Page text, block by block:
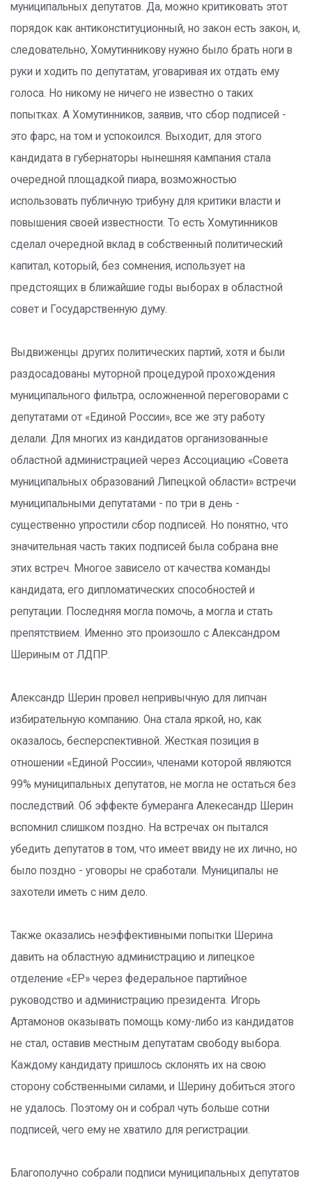
муниципальных депутатов. Да, можно критиковать этот
порядок как антиконституционный, но закон есть закон, и,
следовательно, Хомутинникову нужно было брать ноги в
руки и ходить по депутатам, уговаривая их отдать ему
голоса. Но никому не ничего не известно о таких
попытках. А Хомутинников, заявив, что сбор подписей -
это фарс, на том и успокоился. Выходит, для этого
кандидата в губернаторы нынешняя кампания стала
очередной площадкой пиара, возможностью
использовать публичную трибуну для критики власти и
повышения своей известности. То есть Хомутинников
сделал очередной вклад в собственный политический
капитал, который, без сомнения, использует на
предстоящих в ближайшие годы выборах в областной
совет и Государственную думу.
Выдвиженцы других политических партий, хотя и были
раздосадованы муторной процедурой прохождения
муниципального фильтра, осложненной переговорами с
депутатами от «Единой России», все же эту работу
делали. Для многих из кандидатов организованные
областной администрацией через Ассоциацию «Совета
муниципальных образований Липецкой области» встречи
муниципальными депутатами - по три в день -
существенно упростили сбор подписей. Но понятно, что
значительная часть таких подписей была собрана вне
этих встреч. Многое зависело от качества команды
кандидата, его дипломатических способностей и
репутации. Последняя могла помочь, а могла и стать
препятствием. Именно это произошло с Александром
Шериным от ЛДПР.
Александр Шерин провел непривычную для липчан
избирательную компанию. Она стала яркой, но, как
оказалось, бесперспективной. Жесткая позиция в
отношении «Единой России», членами которой являются
99% муниципальных депутатов, не могла не остаться без
последствий. Об эффекте бумеранга Алекесандр Шерин
вспомнил слишком поздно. На встречах он пытался
убедить депутатов в том, что имеет ввиду не их лично, но
было поздно - уговоры не сработали. Муниципалы не
захотели иметь с ним дело.
Также оказались неэффективными попытки Шерина
давить на областную администрацию и липецкое
отделение «ЕР» через федеральное партийное
руководство и администрацию президента. Игорь
Артамонов оказывать помощь кому-либо из кандидатов
не стал, оставив местным депутатам свободу выбора.
Каждому кандидату пришлось склонять их на свою
сторону собственными силами, и Шерину добиться этого
не удалось. Поэтому он и собрал чуть больше сотни
подписей, чего ему не хватило для регистрации.
Благополучно собрали подписи муниципальных депутатов